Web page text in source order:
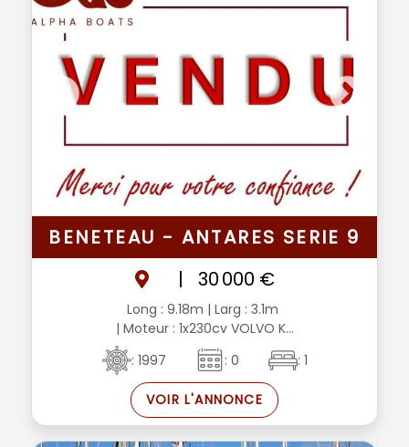
BENETEAU - ANTARES SERIE 9
|
30 000 €
Long : 9.18m | Larg : 3.1m
| Moteur : 1x230cv VOLVO K...
: 1997
: 0 : 1
VOIR L'ANNONCE